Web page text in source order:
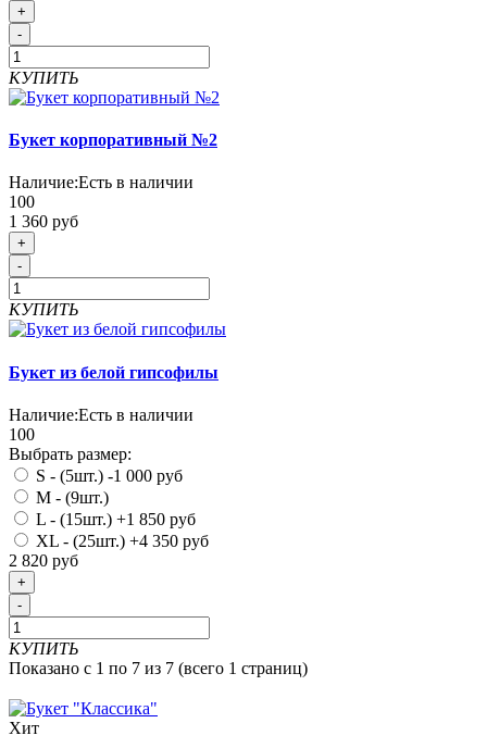
+
-
КУПИТЬ
Букет корпоративный №2
Наличие:Есть в наличии
100
1 360 руб
+
-
КУПИТЬ
Букет из белой гипсофилы
Наличие:Есть в наличии
100
Выбрать размер:
S - (5шт.) -1 000 руб
M - (9шт.)
L - (15шт.) +1 850 руб
XL - (25шт.) +4 350 руб
2 820 руб
+
-
КУПИТЬ
Показано с 1 по 7 из 7 (всего 1 страниц)
Хит